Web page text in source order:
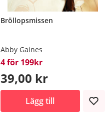
Bröllopsmissen
Abby Gaines
4 för 199kr
39,00 kr
Lägg till